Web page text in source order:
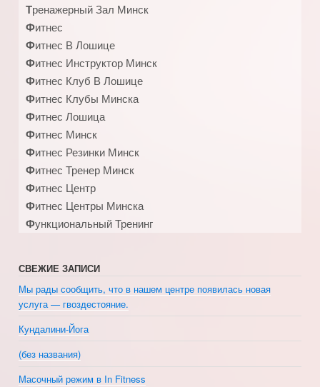
Тренажерный Зал Минск
Фитнес
Фитнес В Лошице
Фитнес Инструктор Минск
Фитнес Клуб В Лошице
Фитнес Клубы Минска
Фитнес Лошица
Фитнес Минск
Фитнес Резинки Минск
Фитнес Тренер Минск
Фитнес Центр
Фитнес Центры Минска
Функциональный Тренинг
СВЕЖИЕ ЗАПИСИ
Мы рады сообщить, что в нашем центре появилась новая
услуга — гвоздестояние.
Кундалини-Йога
(без названия)
Масочный режим в In Fitness